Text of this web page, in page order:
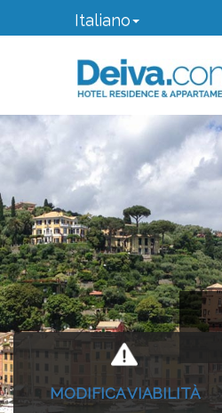
Italiano
MODIFICA VIABILITÀ